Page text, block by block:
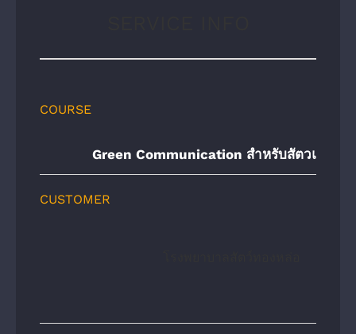
COURSE
Green Communication สำหรับสัตวแพทย์
CUSTOMER